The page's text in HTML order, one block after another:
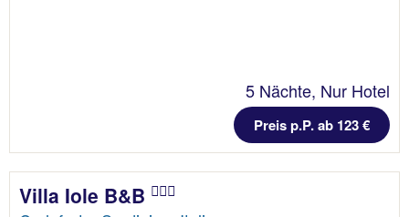
5 Nächte, Nur Hotel
Preis p.P. ab 123 €
Villa Iole B&B